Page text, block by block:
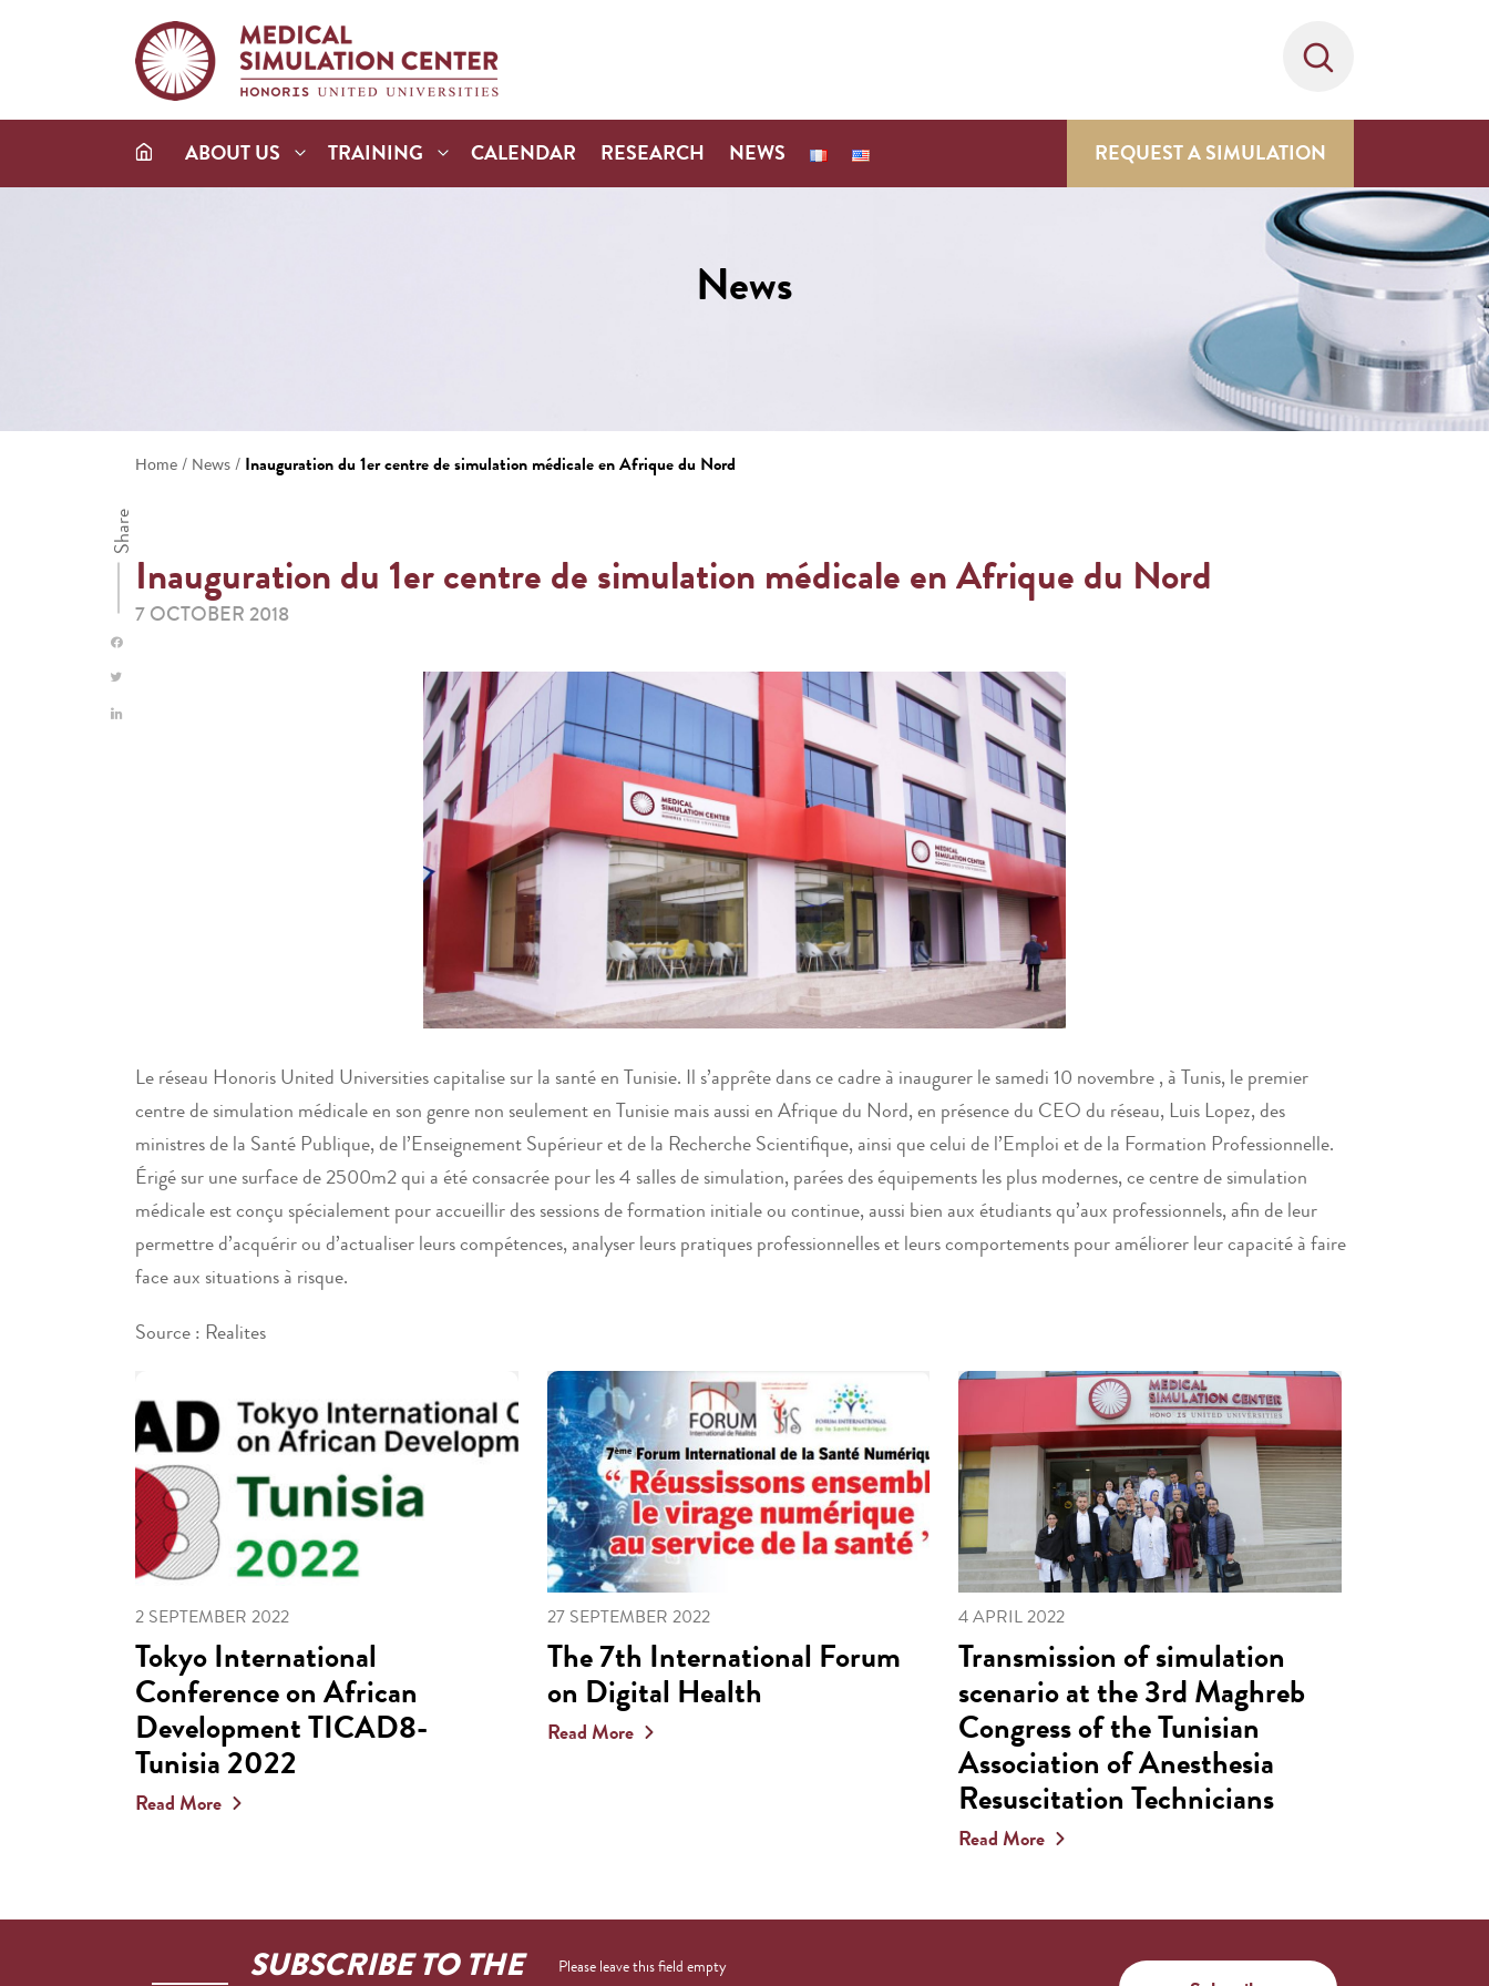
ABOUT US TRAINING CALENDAR RESEARCH NEWS REQUEST A SIMULATION
News
Home / News / Inauguration du 1er centre de simulation médicale en Afrique du Nord
Share
Inauguration du 1er centre de simulation médicale en Afrique du Nord
7 OCTOBER 2018
Le réseau Honoris United Universities capitalise sur la santé en Tunisie. Il s’apprête dans ce cadre à inaugurer le samedi 10 novembre , à Tunis, le premier
centre de simulation médicale en son genre non seulement en Tunisie mais aussi en Afrique du Nord, en présence du CEO du réseau, Luis Lopez, des
ministres de la Santé Publique, de l’Enseignement Supérieur et de la Recherche Scientifique, ainsi que celui de l’Emploi et de la Formation Professionnelle.
Érigé sur une surface de 2500m2 qui a été consacrée pour les 4 salles de simulation, parées des équipements les plus modernes, ce centre de simulation
médicale est conçu spécialement pour accueillir des sessions de formation initiale ou continue, aussi bien aux étudiants qu’aux professionnels, afin de leur
permettre d’acquérir ou d’actualiser leurs compétences, analyser leurs pratiques professionnelles et leurs comportements pour améliorer leur capacité à faire
face aux situations à risque.
Source : Realites
2 SEPTEMBER 2022
Tokyo International
Conference on African
Development TICAD8-
Tunisia 2022
Read More
27 SEPTEMBER 2022
The 7th International Forum
on Digital Health
Read More
4 APRIL 2022
Transmission of simulation
scenario at the 3rd Maghreb
Congress of the Tunisian
Association of Anesthesia
Resuscitation Technicians
Read More
SUBSCRIBE TO THE
Please leave this field empty